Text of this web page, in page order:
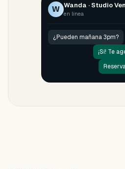
Exportable a tu CRM
W Wanda · Studio
en línea
¿Pueden mañana 3pm?
¡Sí! Te